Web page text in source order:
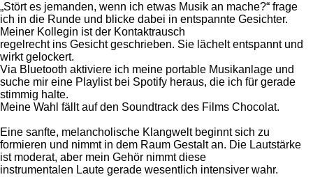
„Stört es jemanden, wenn ich etwas Musik an mache?“ frage
ich in die Runde und blicke dabei in entspannte Gesichter.
Meiner Kollegin ist der Kontaktrausch
regelrecht ins Gesicht geschrieben. Sie lächelt entspannt und
wirkt gelockert.
Via Bluetooth aktiviere ich meine portable Musikanlage und
suche mir eine Playlist bei Spotify heraus, die ich für gerade
stimmig halte.
Meine Wahl fällt auf den Soundtrack des Films Chocolat.
Eine sanfte, melancholische Klangwelt beginnt sich zu
formieren und nimmt in dem Raum Gestalt an. Die Lautstärke
ist moderat, aber mein Gehör nimmt diese
instrumentalen Laute gerade wesentlich intensiver wahr.